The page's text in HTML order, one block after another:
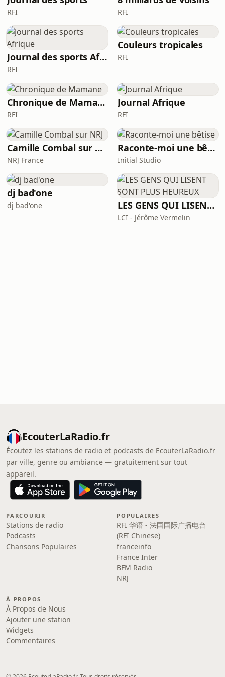
RFI RFI
Journal des sports Afrique
RFI
Couleurs tropicales
RFI
Chronique de Mamane
RFI
Journal Afrique
RFI
Camille Combal sur NRJ
NRJ France
Raconte-moi une bêtise
Initial Studio
dj bad'one
dj bad'one LES GENS QUI LISENT SONT PLUS HEUREUX
LCI - Jérôme Vermelin
EcouterLaRadio.fr
Écoutez les stations de radio et podcasts de EcouterLaRadio.fr
par ville, genre ou ambiance — gratuitement sur tout
appareil.
PARCOURIR
Stations de radio
Podcasts
Chansons Populaires
POPULAIRES
RFI 华语 - 法国国际广播电台
(RFI Chinese)
franceinfo
France Inter
BFM Radio
NRJ
À PROPOS
À Propos de Nous
Ajouter une station
Widgets
Commentaires